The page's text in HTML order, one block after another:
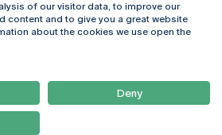
Campus Online
Webmail
Como Chegar
Newsletter
of our visitor data, to improve our
content and to give you a great website
about the cookies we use open the
Deny